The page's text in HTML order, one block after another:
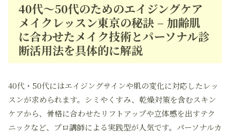
40代～50代のためのエイジングケア
メイクレッスン東京の秘訣 – 加齢肌
に合わせたメイク技術とパーソナル診
断活用法を具体的に解説
40代・50代にはエイジングサインや肌の変化に対応したレッ
スンが求められます。シミやくすみ、乾燥対策を含むスキン
ケアから、骨格に合わせたリフトアップや立体感を出すテク
ニックなど、プロ講師による実践型が人気です。パーソナルカ